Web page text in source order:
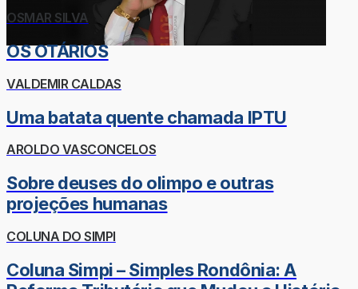
OSMAR SILVA
OS OTÁRIOS
VALDEMIR CALDAS
Uma batata quente chamada IPTU
AROLDO VASCONCELOS
Sobre deuses do olimpo e outras
projeções humanas
COLUNA DO SIMPI
Coluna Simpi – Simples Rondônia: A